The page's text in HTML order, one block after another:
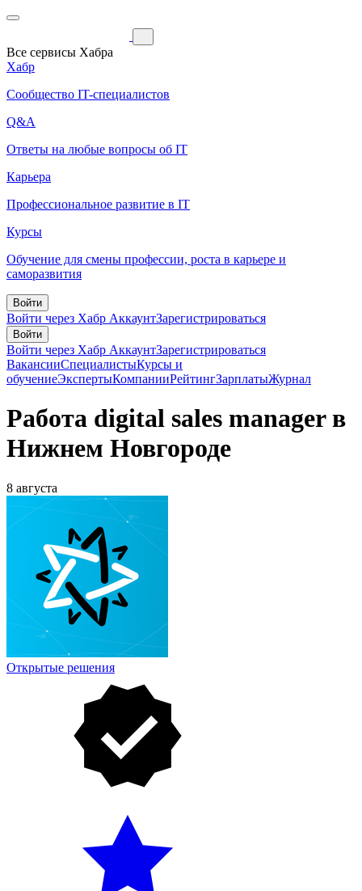
Все сервисы Хабра
Хабр
Сообщество IT-специалистов
Q&A
Ответы на любые вопросы об IT
Карьера
Профессиональное развитие в IT
Курсы
Обучение для смены профессии, роста в карьере и
саморазвития
Войти
Войти через Хабр АккаунтЗарегистрироваться
Войти
Войти через Хабр АккаунтЗарегистрироваться
ВакансииСпециалистыКурсы и
обучениеЭкспертыКомпанииРейтингЗарплатыЖурнал
Работа digital sales manager в
Нижнем Новгороде
8 августа
Открытые решения